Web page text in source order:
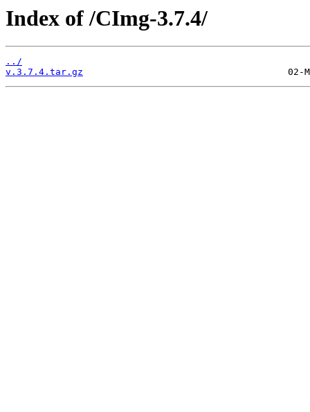
Index of /CImg-3.7.4/
../
v.3.7.4.tar.gz